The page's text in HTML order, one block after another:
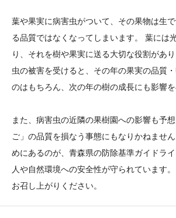
葉や果実に病害虫がついて、その果物は生
る品質ではなくなってしまいます。 葉には
り、それを樹や果実に送る大切な役割があ
虫の被害を受けると、その年の果実の品質
のはもちろん、次の年の樹の成長にも影響を
また、病害虫の近隣の果樹園への影響も予
ご」の品質を損なう事態にもなりかねませ
めにあるのが、青森県の防除基準ガイドライ
人や自然環境への安全性が守られています
お召し上がりください。